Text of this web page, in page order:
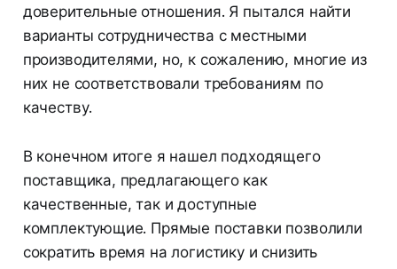
доверительные отношения. Я пытался найти
варианты сотрудничества с местными
производителями, но, к сожалению, многие из
них не соответствовали требованиям по
качеству.
В конечном итоге я нашел подходящего
поставщика, предлагающего как
качественные, так и доступные
комплектующие. Прямые поставки позволили
сократить время на логистику и снизить